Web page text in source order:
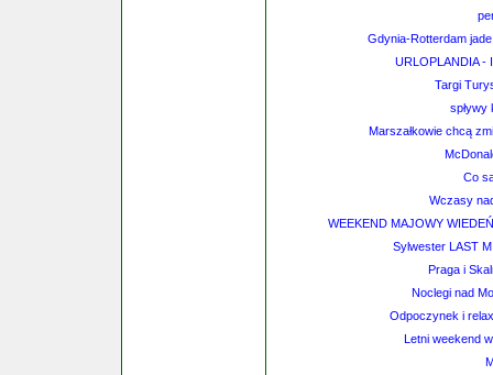
Gdynia-Rotterdam
URLOPLANDIA -
Targi
spływy
Marszałkowie chcą
Co
Wczasy
WEEKEND MAJOWY
Sylwester LAST
Praga i
Noclegi nad
Odpoczynek i
Letni weekend